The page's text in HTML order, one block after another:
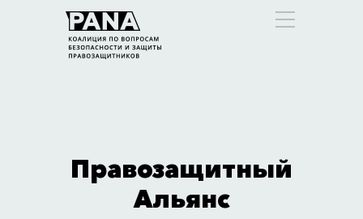
Правозащитный
Альянс